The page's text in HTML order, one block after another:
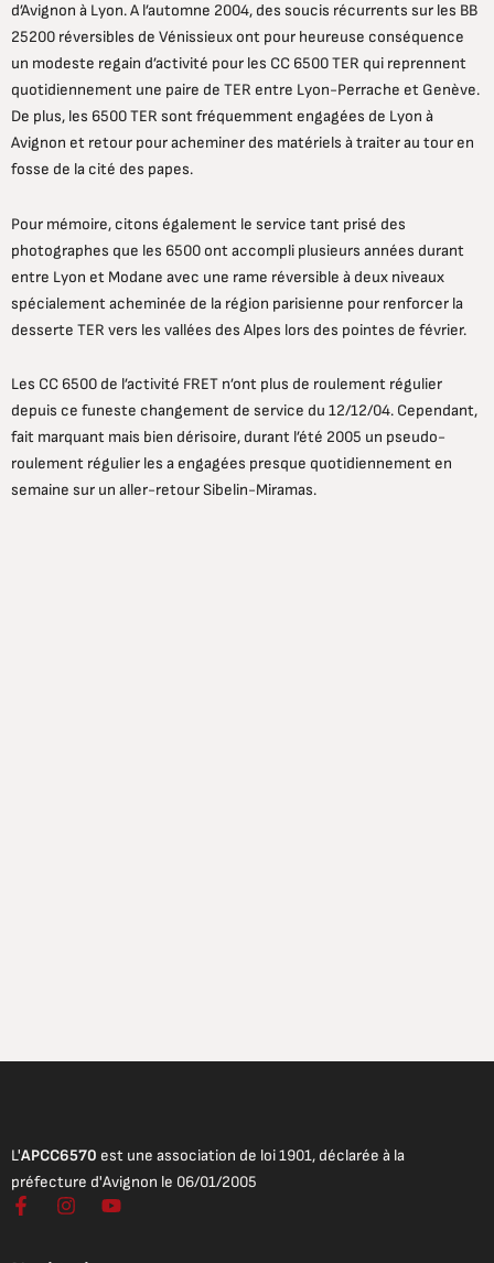
d’Avignon à Lyon. A l’automne 2004, des soucis récurrents sur les BB
25200 réversibles de Vénissieux ont pour heureuse conséquence
un modeste regain d’activité pour les CC 6500 TER qui reprennent
quotidiennement une paire de TER entre Lyon-Perrache et Genève.
De plus, les 6500 TER sont fréquemment engagées de Lyon à
Avignon et retour pour acheminer des matériels à traiter au tour en
fosse de la cité des papes.
Pour mémoire, citons également le service tant prisé des
photographes que les 6500 ont accompli plusieurs années durant
entre Lyon et Modane avec une rame réversible à deux niveaux
spécialement acheminée de la région parisienne pour renforcer la
desserte TER vers les vallées des Alpes lors des pointes de février.
Les CC 6500 de l’activité FRET n’ont plus de roulement régulier
depuis ce funeste changement de service du 12/12/04. Cependant,
fait marquant mais bien dérisoire, durant l’été 2005 un pseudo-
roulement régulier les a engagées presque quotidiennement en
semaine sur un aller-retour Sibelin-Miramas.
L'APCC6570 est une association de loi 1901, déclarée à la
préfecture d'Avignon le 06/01/2005
F
a
I
Y